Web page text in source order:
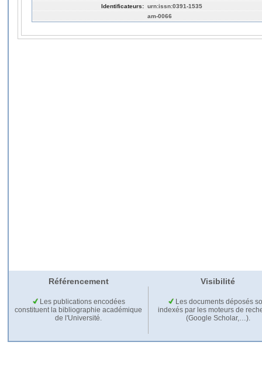
Identificateurs: urn:issn:0391-1535
am-0066
Référencement Visibilité
Les publications encodées
constituent la bibliographie académique
de l'Université.
Les documents déposés
indexés par les moteurs de
(Google Scholar,…).